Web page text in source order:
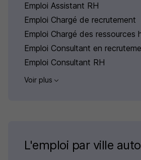
Emploi Assistant RH
Emploi Chargé de recrutement
Emploi Chargé des ressources
Emploi Consultant en
Emploi Consultant RH
Voir plus
L'emploi par ville